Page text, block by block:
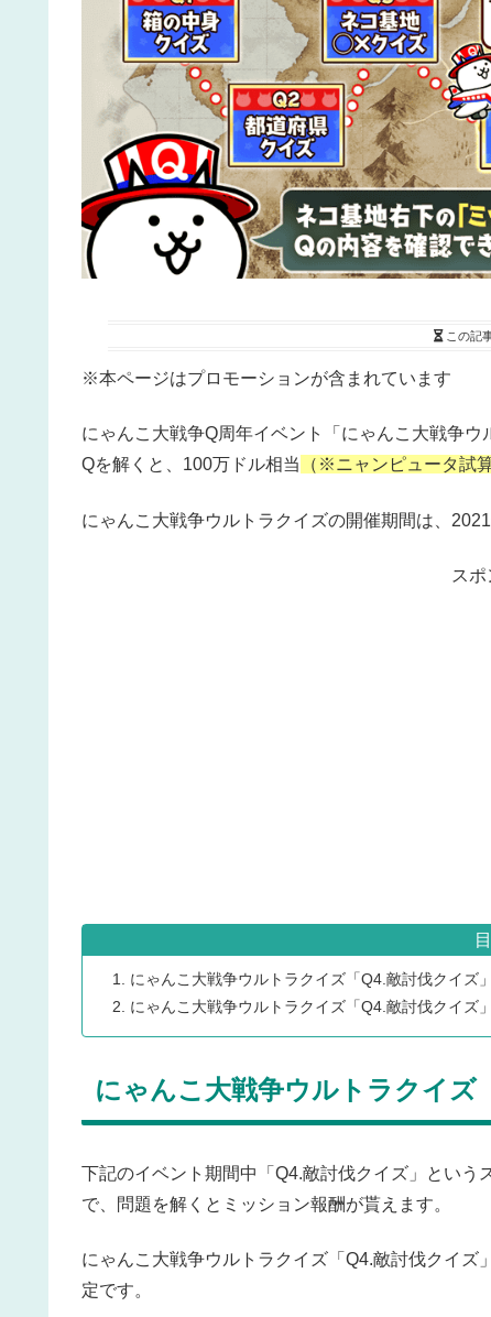
この記
※本ページはプロモーションが含まれています
にゃんこ大戦争Q周年イベント「にゃんこ大戦争
Qを解くと、100万ドル相当
（※ニャンピュータ試算
にゃんこ大戦争ウルトラクイズの開催期間は、
スポ
にゃんこ大戦争ウルトラクイズ「Q4.敵討伐クイズ
にゃんこ大戦争ウルトラクイズ「Q4.敵討伐クイズ
にゃんこ大戦争ウルトラクイズ
下記のイベント期間中「Q4.敵討伐クイズ」とい
で、問題を解くとミッション報酬が貰えます。
にゃんこ大戦争ウルトラクイズ「Q4.敵討伐クイ
定です。